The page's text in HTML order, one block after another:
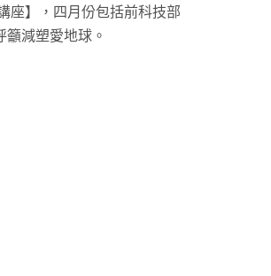
座】，四月份包括前科技部
減塑愛地球。